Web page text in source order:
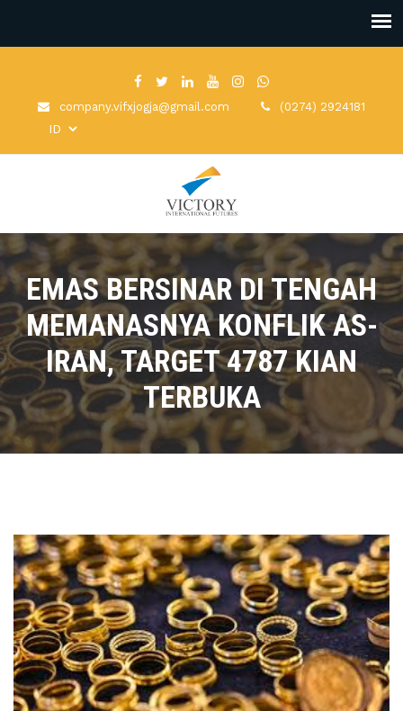
company.vifxjogja@gmail.com (0274) 2924181
EMAS BERSINAR DI TENGAH
MEMANASNYA KONFLIK AS-
IRAN, TARGET 4787 KIAN
TERBUKA